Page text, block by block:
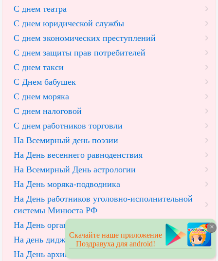
С днем театра
С днем юридической службы
С днем экономических преступлений
С днем защиты прав потребителей
С днем такси
С Днем бабушек
С днем моряка
С днем налоговой
С днем работников торговли
На Всемирный день поэзии
На День весеннего равноденствия
На Всемирный День астрологии
На День моряка-подводника
На День работников уголовно-исполнительной
системы Минюста РФ
На День органов наркоконтроля
На день диджея
На День архивов
×
Скачайте наше приложение
Поздравуха для android!